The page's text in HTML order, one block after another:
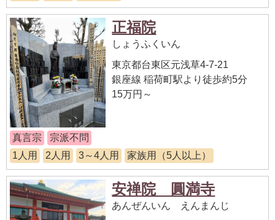
正福院
しょうふくいん
東京都台東区元浅草4-7-21
銀座線 稲荷町駅より徒歩約5分
15万円～
真言宗
宗派不問
1人用
2人用 3～4人用 家族用（5人以上）
安禅院 圓満寺
あんぜんいん えんまんじ